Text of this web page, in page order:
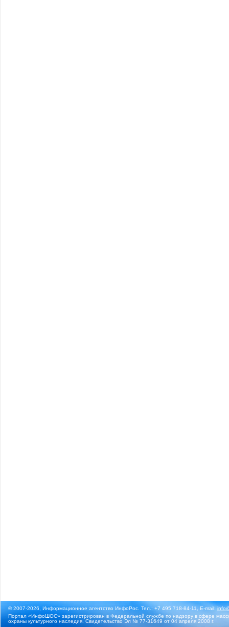
© 2007-2026, Информационное агентство ИнфоРос. Тел.: +7 495 718-84-11, E-mail:
Портал «ИнфоШОС» зарегистрирован в Федеральной службе по надзору в сфере
охраны культурного наследия. Свидетельство Эл № 77-31649 от 04 апреля 2008 г.